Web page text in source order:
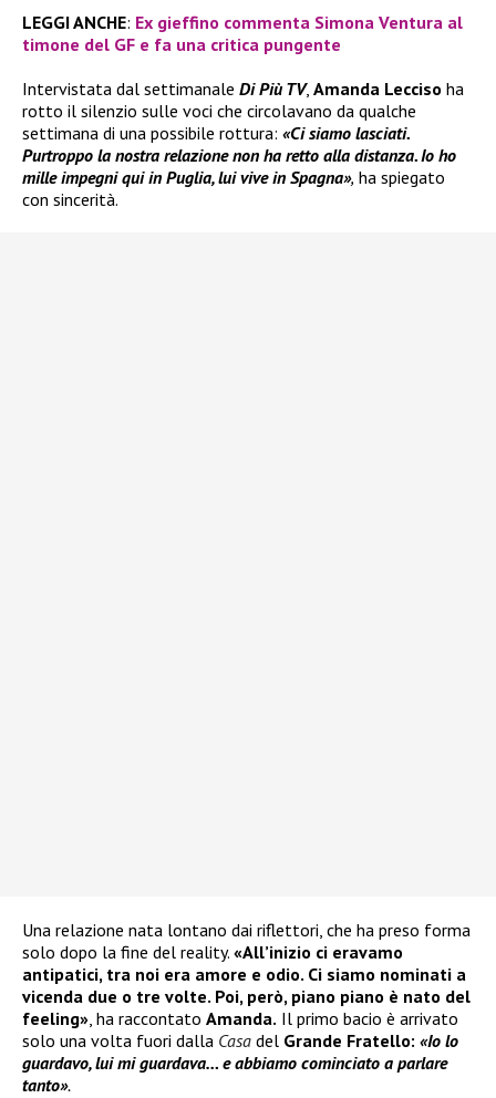
LEGGI ANCHE: Ex gieffino commenta Simona Ventura al
timone del GF e fa una critica pungente
Intervistata dal settimanale Di Più TV, Amanda Lecciso ha
rotto il silenzio sulle voci che circolavano da qualche
settimana di una possibile rottura: «Ci siamo lasciati.
Purtroppo la nostra relazione non ha retto alla distanza. Io ho
mille impegni qui in Puglia, lui vive in Spagna», ha spiegato
con sincerità.
Una relazione nata lontano dai riflettori, che ha preso forma
solo dopo la fine del reality. «All’inizio ci eravamo
antipatici, tra noi era amore e odio. Ci siamo nominati a
vicenda due o tre volte. Poi, però, piano piano è nato del
feeling», ha raccontato Amanda. Il primo bacio è arrivato
solo una volta fuori dalla Casa del Grande Fratello: «Io lo
guardavo, lui mi guardava… e abbiamo cominciato a parlare
tanto».